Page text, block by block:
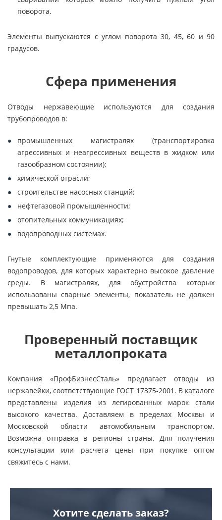
поворота.
Элементы выпускаются с углом поворота 30, 45, 60 и 90
градусов.
Сфера применения
Отводы нержавеющие используются для создания
трубопроводов в:
промышленных магистралях (транспортировка
агрессивных и неагрессивных веществ в жидком или
газообразном состоянии);
химической отрасли;
строительстве насосных станций;
нефтегазовой промышленности;
отопительных коммуникациях;
водопроводных системах.
Гнутые комплектующие применяются для создания
водопроводов, для которых характерно высокое давление
среды. В магистралях, для обустройства которых
использованы сварные элементы, показатель не должен
превышать 2,5 Мпа.
Проверенный поставщик
металлопроката
Компания «ПрофБизнесСталь» предлагает отводы из
нержавейки, соответствующие ГОСТ 17375-2001. В каталоге
представлены изделия из легированных марок стали
высокого качества. Доставляем в пределах Москвы и
Московской области автомобильным транспортом.
Возможна отправка в регионы страны. Для получения
консультации или расчета цены при покупке оптом
свяжитесь с нами.
Хотите сделать заказ?